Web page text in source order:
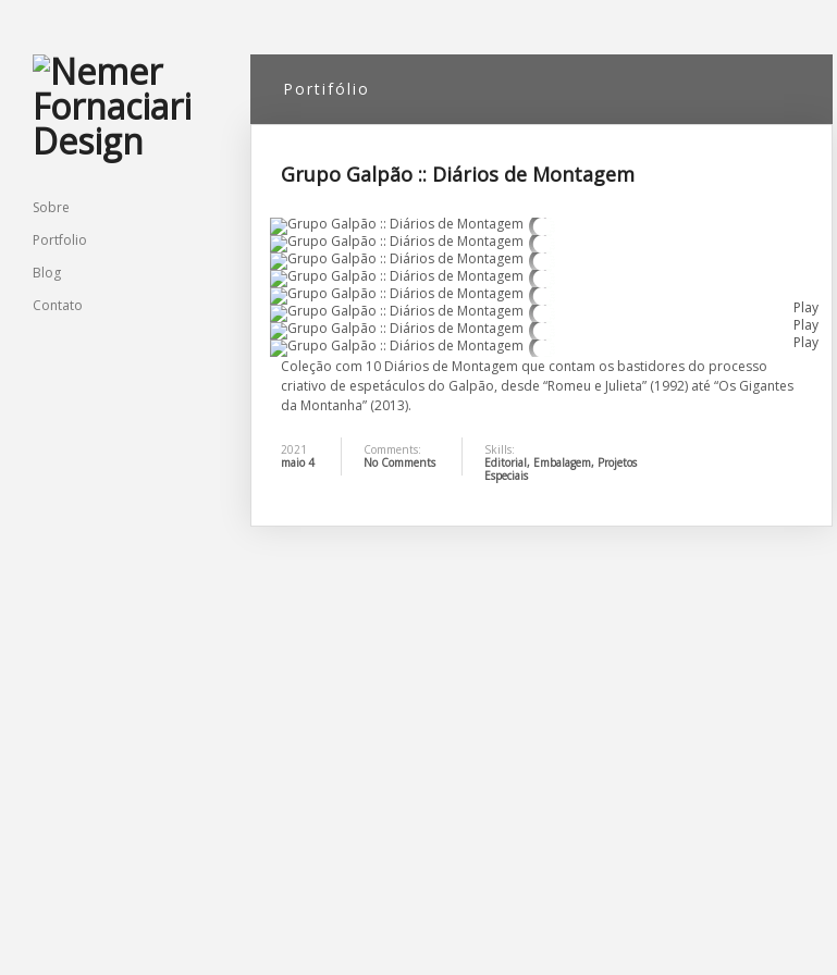
Sobre
Portfolio
Blog
Contato
Portifólio
Grupo Galpão :: Diários de Montagem
Play
Play
Play
Coleção com 10 Diários de Montagem que contam os bastidores do processo
criativo de espetáculos do Galpão, desde “Romeu e Julieta” (1992) até “Os Gigantes
da Montanha” (2013).
2021
maio 4
Comments:
No Comments
Skills:
Editorial, Embalagem, Projetos
Especiais